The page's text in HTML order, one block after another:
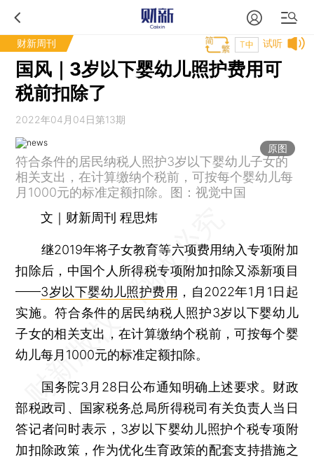
财新周刊 试听
T中
国风｜3岁以下婴幼儿照护费用可
税前扣除了
2022年04月04日第13期
原图
符合条件的居民纳税人照护3岁以下婴幼儿子女的
相关支出，在计算缴纳个税前，可按每个婴幼儿每
月1000元的标准定额扣除。图：视觉中国
文｜财新周刊 程思炜
继2019年将子女教育等六项费用纳入专项附加
扣除后，中国个人所得税专项附加扣除又添新项目
——3岁以下婴幼儿照护费用 ，自2022年1月1日起
实施。符合条件的居民纳税人照护3岁以下婴幼儿
子女的相关支出，在计算缴纳个税前，可按每个婴
幼儿每月1000元的标准定额扣除。
国务院3月28日公布通知明确上述要求。财政
部税政司、国家税务总局所得税司有关负责人当日
答记者问时表示，3岁以下婴幼儿照护个税专项附
加扣除政策，作为优化生育政策的配套支持措施之